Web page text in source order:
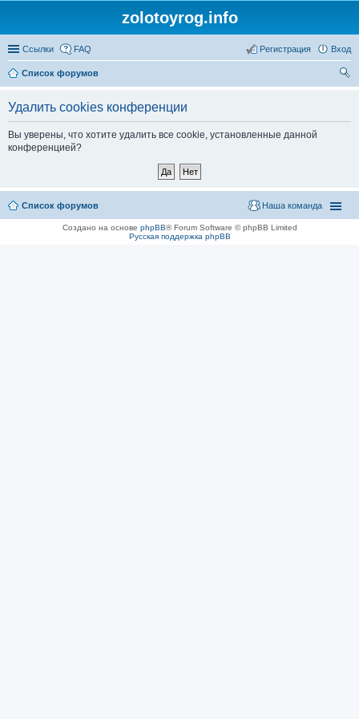
zolotoyrog.info
Ссылки FAQ Вход
Регистрация
Список форумов
Удалить cookies конференции
Вы уверены, что хотите удалить все cookie, установленные данной
конференцией?
Список форумов Наша команда
Создано на основе phpBB® Forum Software © phpBB Limited
Русская поддержка phpBB